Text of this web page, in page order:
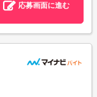
応募画面に進む